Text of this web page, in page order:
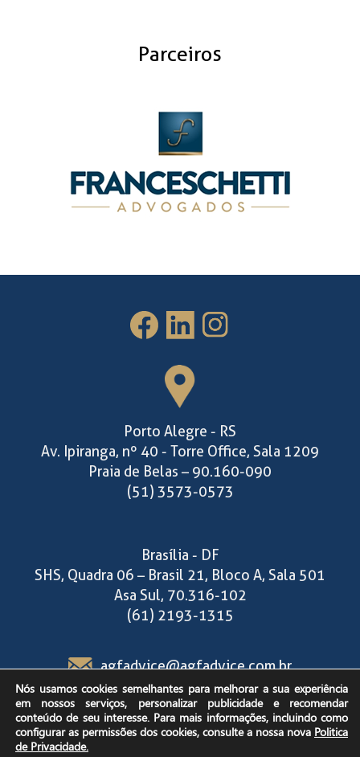
Parceiros
Porto Alegre - RS
Av. Ipiranga, nº 40 - Torre Office, Sala 1209
Praia de Belas – 90.160-090
(51) 3573-0573
Brasília - DF
SHS, Quadra 06 – Brasil 21, Bloco A, Sala 501
Asa Sul, 70.316-102
(61) 2193-1315
agfadvice@agfadvice.com.br
Segunda a sexta-feira,
das 9h às 18h30.
Nós usamos cookies semelhantes para melhorar a sua experiência
em nossos serviços, personalizar publicidade e recomendar
conteúdo de seu interesse. Para mais informações, incluindo como
configurar as permissões dos cookies, consulte a nossa nova Politica
de Privacidade.